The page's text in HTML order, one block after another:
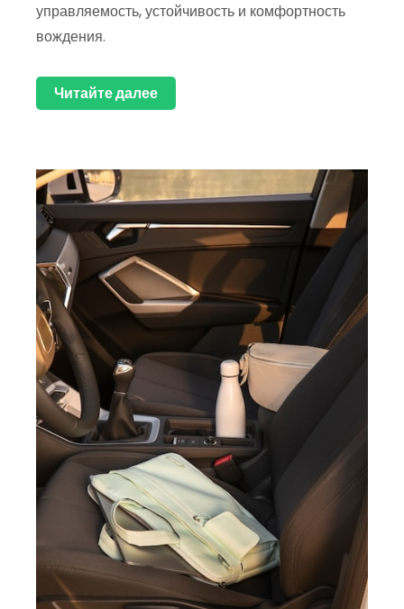
управляемость, устойчивость и комфортность
вождения.
Читайте далее